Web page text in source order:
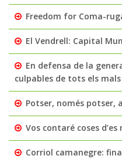
Freedom for Coma-
El Vendrell: Capital
En defensa de la
culpables de tots els
Potser, només potser,
Vos contaré coses
Corriol camanegre: